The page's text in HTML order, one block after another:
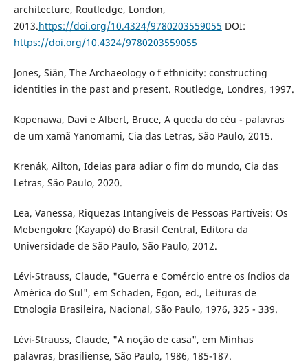
architecture, Routledge, London,
2013.https://doi.org/10.4324/9780203559055 DOI:
https://doi.org/10.4324/9780203559055
Jones, Siân, The Archaeology o f ethnicity: constructing
identities in the past and present. Routledge, Londres, 1997.
Kopenawa, Davi e Albert, Bruce, A queda do céu - palavras
de um xamã Yanomami, Cia das Letras, São Paulo, 2015.
Krenák, Ailton, Ideias para adiar o fim do mundo, Cia das
Letras, São Paulo, 2020.
Lea, Vanessa, Riquezas Intangíveis de Pessoas Partíveis: Os
Mebengokre (Kayapó) do Brasil Central, Editora da
Universidade de São Paulo, São Paulo, 2012.
Lévi-Strauss, Claude, "Guerra e Comércio entre os índios da
América do Sul", em Schaden, Egon, ed., Leituras de
Etnologia Brasileira, Nacional, São Paulo, 1976, 325 - 339.
Lévi-Strauss, Claude, "A noção de casa", em Minhas
palavras, brasiliense, São Paulo, 1986, 185-187.